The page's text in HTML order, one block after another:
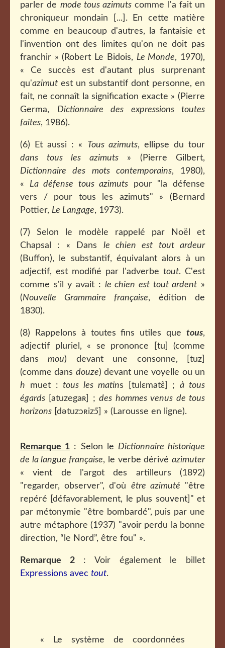
parler de mode tous azimuts comme l'a fait un
chroniqueur mondain [...]. En cette matière
comme en beaucoup d'autres, la fantaisie et
l'invention ont des limites qu'on ne doit pas
franchir » (Robert Le Bidois, Le Monde, 1970),
« Ce succès est d'autant plus surprenant
qu'azimut est un substantif dont personne, en
fait, ne connaît la signification exacte » (Pierre
Germa, Dictionnaire des expressions toutes
faites, 1986).
(6) Et aussi : « Tous azimuts, ellipse du tour
dans tous les azimuts» (Pierre Gilbert,
Dictionnaire des mots contemporains, 1980),
« La défense tous azimuts pour "la défense
vers / pour tous les azimuts" » (Bernard
Pottier, Le Langage, 1973).
(7) Selon le modèle rappelé par Noël et
Chapsal : « Dans le chien est tout ardeur
(Buffon), le substantif, équivalant alors à un
adjectif, est modifié par l'adverbe tout. C'est
comme s'il y avait : le chien est tout ardent »
(Nouvelle Grammaire française, édition de
1830).
(8) Rappelons à toutes fins utiles que tous,
adjectif pluriel, « se prononce [tu] (comme
dansmou) devant une consonne, [tuz]
(comme dans douze) devant une voyelle ou un
h muet :tous les matins [tulɛmatɛ̃] ;à tous
égards [atuzegaʀ] ;des hommes venus de tous
horizons [dətuzɔʀizɔ̃] » (Larousse en ligne).
Remarque 1 : Selon le Dictionnaire historique
de la langue française, le verbe dérivéazimuter
« vient de l'argot des artilleurs (1892)
"regarder, observer", d'où être azimuté "être
repéré [défavorablement, le plus souvent]" et
par métonymie "être bombardé", puis par une
autre métaphore (1937) "avoir perdu la bonne
direction, “le Nord”, être fou" ».
Remarque 2: Voir également le billet
Expressions avec tout.
« Le système de coordonnées